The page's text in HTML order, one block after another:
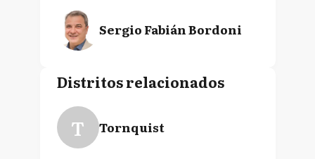
Sergio Fabián Bordoni
Distritos relacionados
T Tornquist